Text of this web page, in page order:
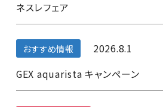
ネスレフェア
おすすめ情報
2026.8.1
GEX aquarista キャンペーン